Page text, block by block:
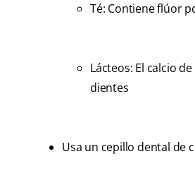
Té: Contiene flúor
Lácteos: El calcio
dientes
Usa un cepillo dental de